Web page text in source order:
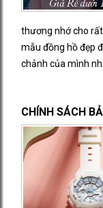
thương nhớ cho
mẫu đồng hồ đẹp
chảnh của mình
CHÍNH SÁCH